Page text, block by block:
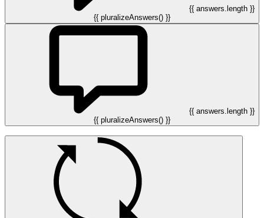
{{ answers.length }}
{{ pluralizeAnswers() }}
{{ answers.length }}
{{ pluralizeAnswers() }}